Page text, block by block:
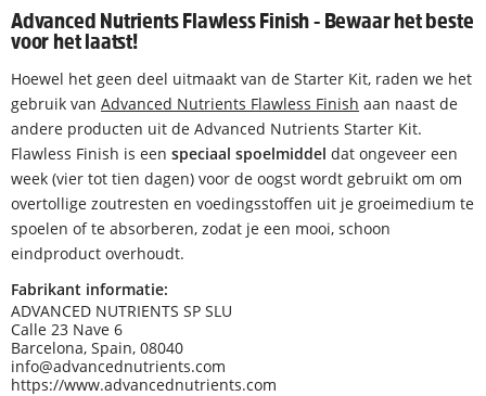
Advanced Nutrients Flawless Finish - Bewaar het beste
voor het laatst!
Hoewel het geen deel uitmaakt van de Starter Kit, raden we het
gebruik van Advanced Nutrients Flawless Finish aan naast de
andere producten uit de Advanced Nutrients Starter Kit.
Flawless Finish is een speciaal spoelmiddel dat ongeveer een
week (vier tot tien dagen) voor de oogst wordt gebruikt om om
overtollige zoutresten en voedingsstoffen uit je groeimedium te
spoelen of te absorberen, zodat je een mooi, schoon
eindproduct overhoudt.
Fabrikant informatie:
ADVANCED NUTRIENTS SP SLU
Calle 23 Nave 6
Barcelona, Spain, 08040
info@advancednutrients.com
https://www.advancednutrients.com